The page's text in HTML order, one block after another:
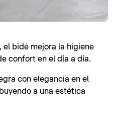
el bidé mejora la higiene
confort en el día a día.
con elegancia en el
a una estética